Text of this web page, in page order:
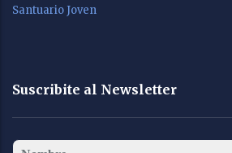
Santuario Joven
Suscribite al Newsletter